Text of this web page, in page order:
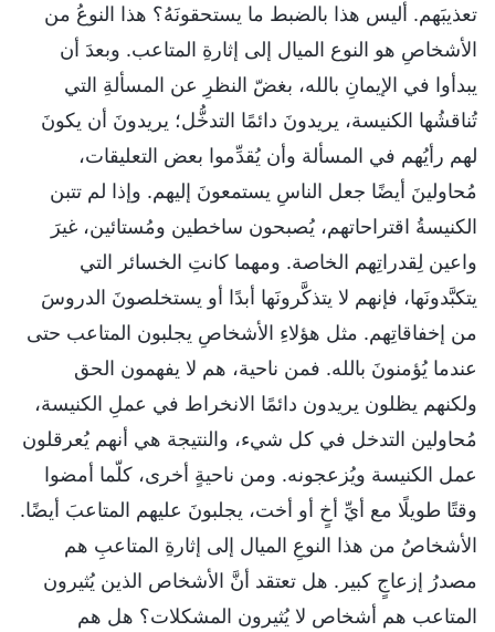
تعذيبَهم. أليس هذا بالضبط ما يستحقونَهُ؟ هذا النوعُ من
الأشخاصِ هو النوع الميال إلى إثارةِ المتاعب. وبعدَ أن
يبدأوا في الإيمانِ بالله، بغضّ النظرِ عن المسألةِ التي
تُناقشُها الكنيسة، يريدونَ دائمًا التدخُّل؛ يريدونَ أن يكونَ
لهم رأيُهم في المسألة وأن يُقدِّموا بعض التعليقات،
مُحاولينَ أيضًا جعل الناسِ يستمعونَ إليهم. وإذا لم تتبن
الكنيسةُ اقتراحاتهم، يُصبحون ساخطين ومُستائين، غيرَ
واعين لِقدراتِهم الخاصة. ومهما كانتِ الخسائر التي
يتكبَّدونَها، فإنهم لا يتذكَّرونَها أبدًا أو يستخلصونَ الدروسَ
من إخفاقاتِهم. مثل هؤلاءِ الأشخاصِ يجلبون المتاعب حتى
عندما يُؤمنونَ بالله. فمن ناحية، هم لا يفهمون الحق
ولكنهم يظلون يريدون دائمًا الانخراط في عملِ الكنيسة،
مُحاولين التدخل في كل شيء، والنتيجة هي أنهم يُعرقلون
عمل الكنيسة ويُزعجونه. ومن ناحيةٍ أخرى، كلّما أمضوا
وقتًا طويلًا مع أيِّ أخٍ أو أخت، يجلبونَ عليهم المتاعبَ أيضًا.
الأشخاصُ من هذا النوعِ الميال إلى إثارةِ المتاعبِ هم
مصدرُ إزعاجٍ كبير. هل تعتقد أنَّ الأشخاص الذين يُثيرون
المتاعب هم أشخاص لا يُثيرون المشكلات؟ هل هم